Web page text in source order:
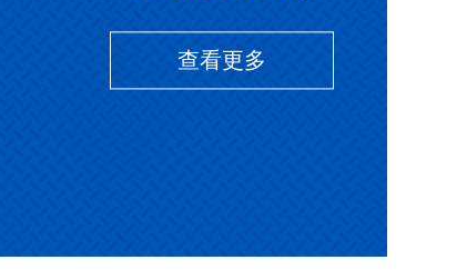
查看更多